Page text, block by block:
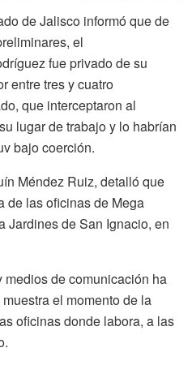
de Jalisco informó que de
el
fue privado de su
entre tres y cuatro
que interceptaron al
lugar de trabajo y lo habrían
bajo coerción.
Méndez Ruiz, detalló que
de las oficinas de Mega
Jardines de San Ignacio, en
de comunicación ha
el momento de la
oficinas donde labora, a las